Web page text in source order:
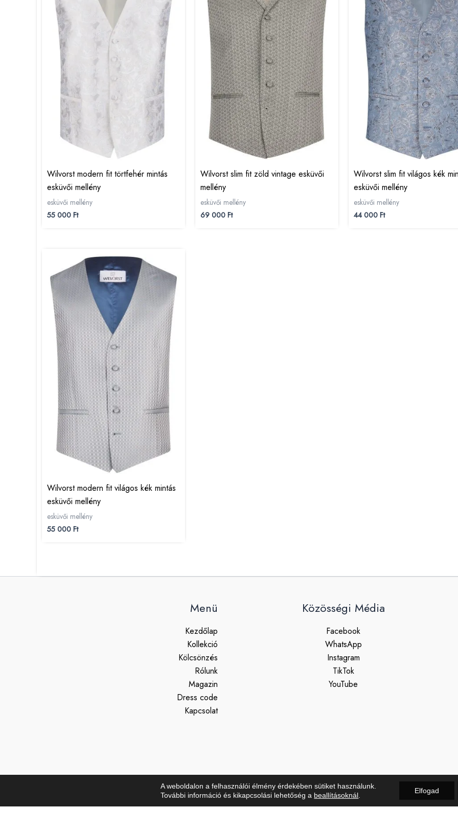
Wilvorst modern fit törtfehér mintás
esküvői mellény
esküvői mellény
55 000 Ft
Wilvorst slim fit zöld vintage esküvői
mellény
esküvői mellény
69 000 Ft
Wilvorst slim fit világos kék
esküvői mellény
esküvői mellény
44 000 Ft
Wilvorst modern fit világos kék mintás
esküvői mellény
esküvői mellény
55 000 Ft
Menü
Kezdőlap
Kollekció
Kölcsönzés
Rólunk
Magazin
Dress code
Kapcsolat
Közösségi Média
Facebook
WhatsApp
Instagram
TikTok
YouTube
A weboldalon a felhasználói élmény érdekében sütiket használunk.
További információ és kikapcsolási lehetőség a beallításoknál
Elfogad